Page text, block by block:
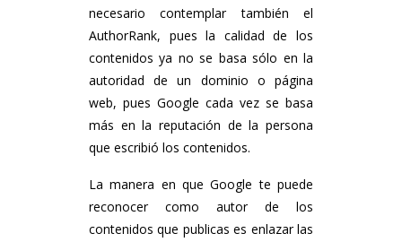
necesario contemplar también el
AuthorRank, pues la calidad de los
contenidos ya no se basa sólo en la
autoridad de un dominio o página
web, pues Google cada vez se basa
más en la reputación de la persona
que escribió los contenidos.
La manera en que Google te puede
reconocer como autor de los
contenidos que publicas es enlazar las